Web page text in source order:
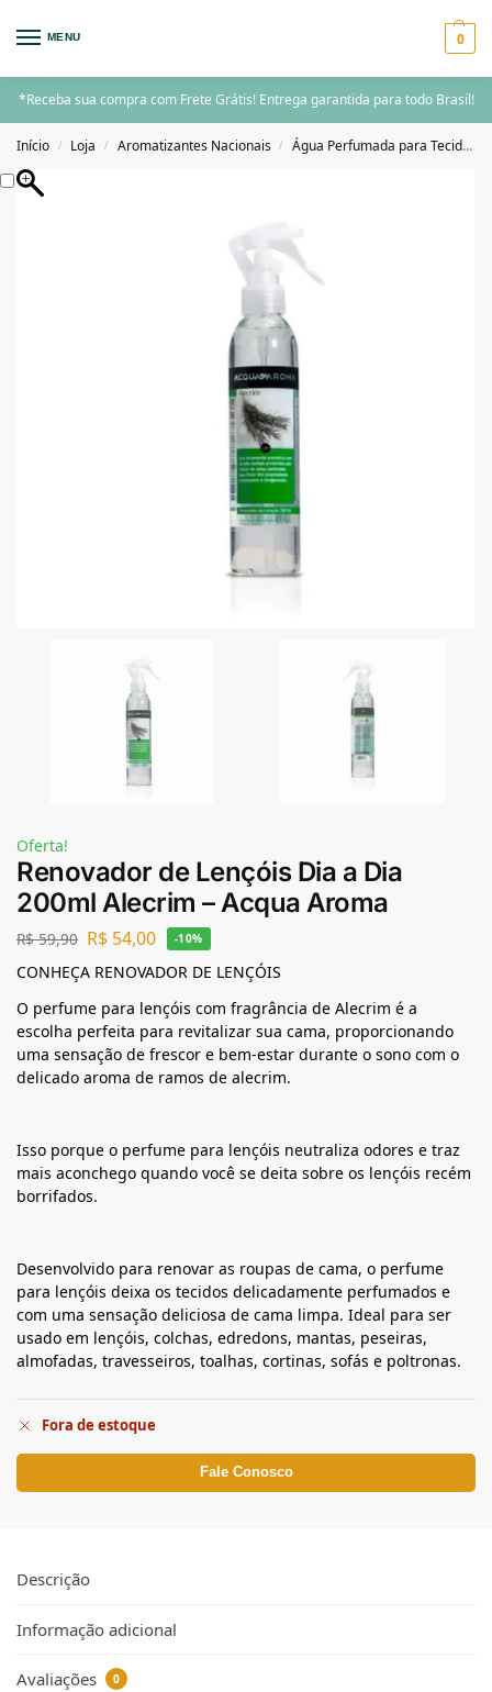
MENU 0
*Receba sua compra com Frete Grátis! Entrega garantida para todo Brasil!
Início / Loja / Aromatizantes Nacionais / Água Perfumada para Tecidos
Oferta!
Renovador de Lençóis Dia a Dia
200ml Alecrim – Acqua Aroma
R$59,90 R$ 54,00 -10%
CONHEÇA RENOVADOR DE LENÇÓIS
O perfume para lençóis com fragrância de Alecrim é a
escolha perfeita para revitalizar sua cama, proporcionando
uma sensação de frescor e bem-estar durante o sono com o
delicado aroma de ramos de alecrim.
Isso porque o perfume para lençóis neutraliza odores e traz
mais aconchego quando você se deita sobre os lençóis recém
borrifados.
Desenvolvido para renovar as roupas de cama, o perfume
para lençóis deixa os tecidos delicadamente perfumados e
com uma sensação deliciosa de cama limpa. Ideal para ser
usado em lençóis, colchas, edredons, mantas, peseiras,
almofadas, travesseiros, toalhas, cortinas, sofás e poltronas.
Fora de estoque
Fale Conosco
Descrição
Informação adicional
Avaliações 0